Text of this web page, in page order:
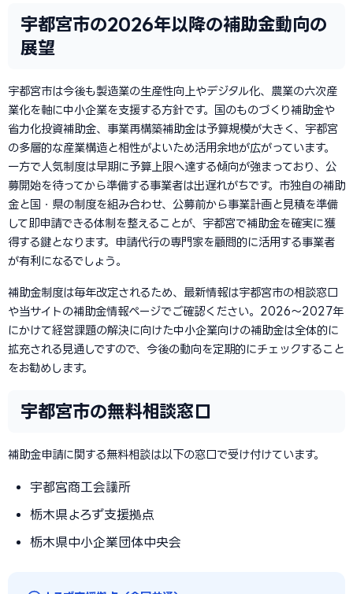
宇都宮市の2026年以降の補助金動向の
展望
宇都宮市は今後も製造業の生産性向上やデジタル化、農業の六次産
業化を軸に中小企業を支援する方針です。国のものづくり補助金や
省力化投資補助金、事業再構築補助金は予算規模が大きく、宇都宮
の多層的な産業構造と相性がよいため活用余地が広がっています。
一方で人気制度は早期に予算上限へ達する傾向が強まっており、公
募開始を待ってから準備する事業者は出遅れがちです。市独自の補助
金と国・県の制度を組み合わせ、公募前から事業計画と見積を準備
して即申請できる体制を整えることが、宇都宮で補助金を確実に獲
得する鍵となります。申請代行の専門家を顧問的に活用する事業者
が有利になるでしょう。
補助金制度は毎年改定されるため、最新情報は宇都宮市の相談窓口
や当サイトの補助金情報ページでご確認ください。2026〜2027年
にかけて経営課題の解決に向けた中小企業向けの補助金は全体的に
拡充される見通しですので、今後の動向を定期的にチェックすること
をお勧めします。
宇都宮市の無料相談窓口
補助金申請に関する無料相談は以下の窓口で受け付けています。
宇都宮商工会議所
栃木県よろず支援拠点
栃木県中小企業団体中央会